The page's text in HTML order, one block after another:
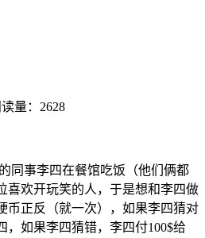
量：2628
同事李四在餐馆吃饭（他们俩都
喜欢开玩笑的人，于是想和李四做
币正反（就一次），如果李四猜对
，如果李四猜错，李四付100$给